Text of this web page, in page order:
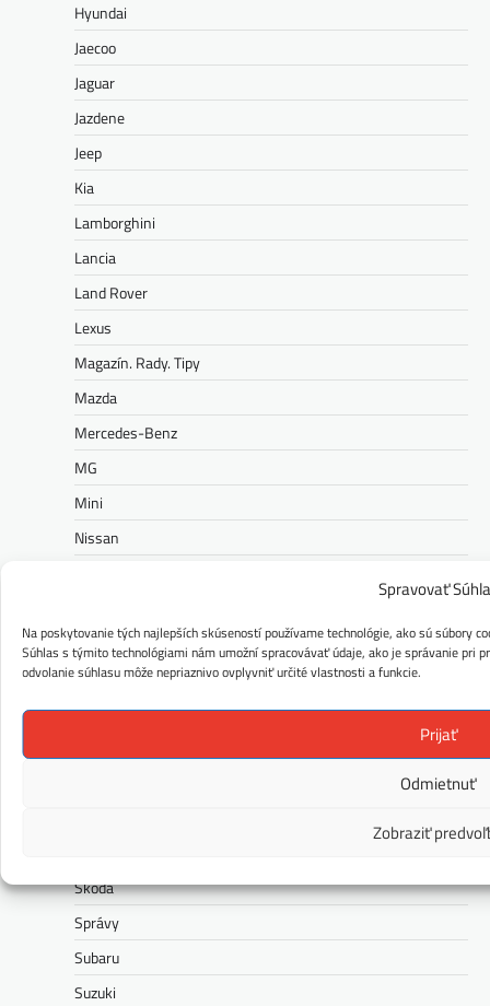
Spravovať
Na poskytovanie tých najlepších skúseností používame technológie, ako sú súbory
Súhlas s týmito technológiami nám umožní spracovávať údaje, ako je správanie pri
odvolanie súhlasu môže nepriaznivo ovplyvniť určité vlastnosti a funkcie.
Prijať
Odmietnuť
Zobraziť
Hyundai
Jaecoo
Jaguar
Jazdene
Jeep
Kia
Lamborghini
Lancia
Land Rover
Lexus
Magazín. Rady. Tipy
Mazda
Mercedes-Benz
MG
Mini
Nissan
Polestar
Porsche
Ram
Škoda
Správy
Subaru
Suzuki